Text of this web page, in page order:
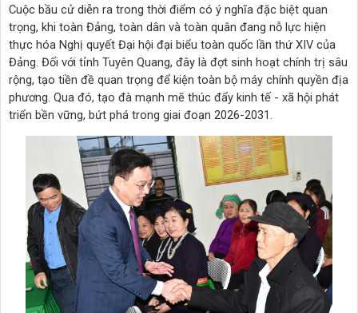
Cuộc bầu cử diễn ra trong thời điểm có ý nghĩa đặc biệt quan
trọng, khi toàn Đảng, toàn dân và toàn quân đang nỗ lực hiện
thực hóa Nghị quyết Đại hội đại biểu toàn quốc lần thứ XIV của
Đảng. Đối với tỉnh Tuyên Quang, đây là đợt sinh hoạt chính trị sâu
rộng, tạo tiền đề quan trọng để kiện toàn bộ máy chính quyền địa
phương. Qua đó, tạo đà mạnh mẽ thúc đẩy kinh tế - xã hội phát
triển bền vững, bứt phá trong giai đoạn 2026-2031.